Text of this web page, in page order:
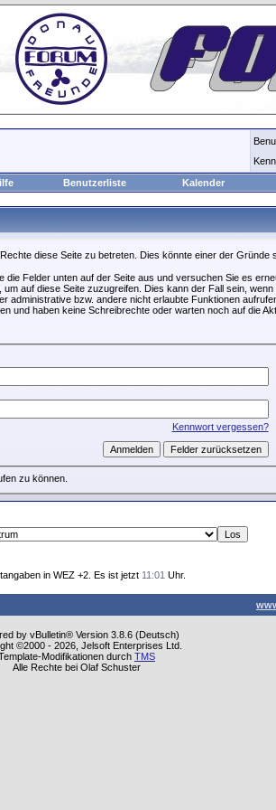
Benutzerliste Kalender
diese Seite zu betreten. Dies könnte einer der Gründe
die Felder unten auf der Seite aus und versuchen Sie es
auf diese Seite zuzugreifen. Dies kann der Fall sein, wenn
administrative bzw. andere nicht erlaubte Funktionen
und haben keine Schreibrechte oder warten noch auf die
Kennwort vergessen?
zu können.
in WEZ +2. Es ist jetzt 11:01 Uhr.
by vBulletin® Version 3.8.6 (Deutsch)
©2000 - 2026, Jelsoft Enterprises Ltd.
Modifikationen durch TMS
Alle Rechte bei Olaf Schuster